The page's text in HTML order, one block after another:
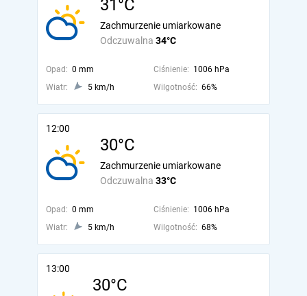
31°C
Odczuwalna 34°C
Zachmurzenie umiarkowane
Opad: 0 mm Ciśnienie: 1006 hPa
Wiatr:
5 km/h Wilgotność: 66%
12:00
30°C
Odczuwalna 33°C
Zachmurzenie umiarkowane
Opad: 0 mm Ciśnienie: 1006 hPa
Wiatr:
5 km/h Wilgotność: 68%
13:00
30°C